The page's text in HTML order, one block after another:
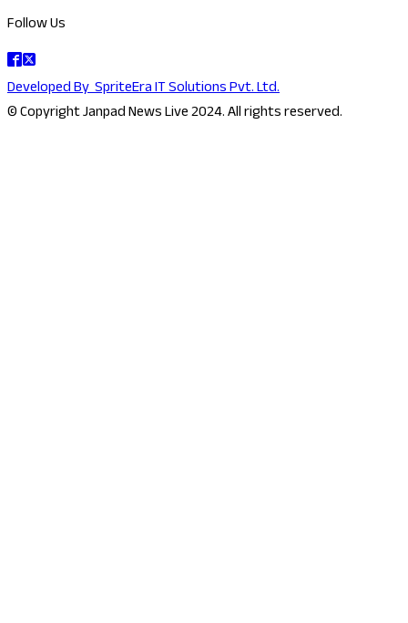
Follow Us
Developed BySpriteEra IT Solutions Pvt. Ltd.
© Copyright Janpad News Live 2024. All rights reserved.